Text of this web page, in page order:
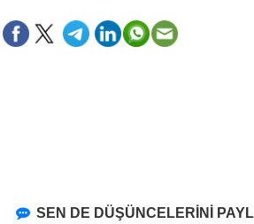
SEN DE DÜŞÜNCELERİNİ